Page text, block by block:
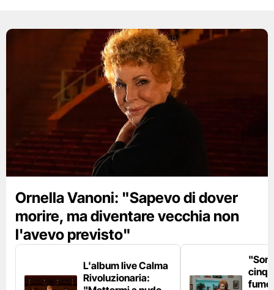
Ornella Vanoni: "Sapevo di dover
morire, ma diventare vecchia non
l'avevo previsto"
L'album live Calma
Rivoluzionaria:
fumo